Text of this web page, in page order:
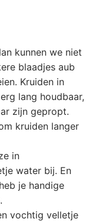
kunnen we niet
blaadjes aub
Kruiden in
lang houdbaar,
zijn gepropt.
kruiden langer
in
water bij. En
je handige
vochtig velletje